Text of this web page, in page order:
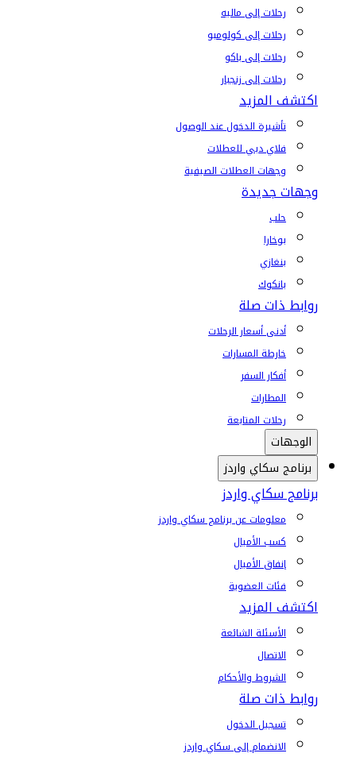
رحلات إلى ماليه
رحلات إلى كولومبو
رحلات إلى باكو
رحلات إلى زنجبار
اكتشف المزيد
تأشيرة الدخول عند الوصول
فلاي دبي للعطلات
وجهات العطلات الصيفية
وجهات جديدة
حلب
بوخارا
بنغازي
بانكوك
روابط ذات صلة
أدنى أسعار الرحلات
خارطة المسارات
أفكار السفر
المطارات
رحلات المتابعة
الوجهات
برنامج سكاي واردز
برنامج سكاي واردز
معلومات عن برنامج سكاي واردز
كسب الأميال
إنفاق الأميال
فئات العضوية
اكتشف المزيد
الأسئلة الشائعة
الاتصال
الشروط والأحكام
روابط ذات صلة
تسجيل الدخول
الانضمام إلى سكاي واردز